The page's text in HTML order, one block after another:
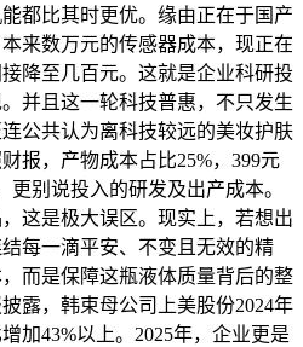
都比其时更优。缘由正在于国产
来数万元的传感器成本，现正在
降至几百元。这就是企业科研投
并且这一轮科技普惠，不只发生
公共认为离科技较远的美妆护肤
报，产物成本占比25%，399元
更别说投入的研发及出产成本。
这是极大误区。现实上，若想出
每一滴平安、不变且无效的精
而是保障这瓶液体质量背后的整
露，韩束母公司上美股份2024年
加43%以上。2025年，企业更是